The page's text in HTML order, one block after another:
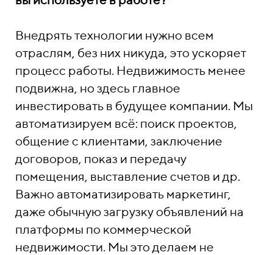
Внедрять технологии нужно всем
отраслям, без них никуда, это ускоряет
процесс работы. Недвижимость менее
подвижна, но здесь главное
инвестировать в будущее компании. Мы
автоматизируем всё: поиск проектов,
общение с клиентами, заключение
договоров, показ и передачу
помещения, выставление счетов и др.
Важно автоматизировать маркетинг,
даже обычную загрузку объявлений на
платформы по коммерческой
недвижимости. Мы это делаем не